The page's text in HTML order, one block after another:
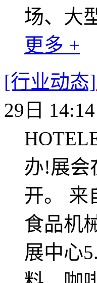
场、大
更多 +
[行业动态]
29日 14:14
办!展会
开。
食品机
展中心